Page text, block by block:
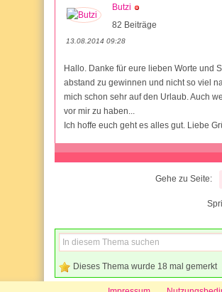
Butzi
82 Beiträge
13.08.2014 09:28
Hallo. Danke für eure lieben Worte und
abstand zu gewinnen und nicht so viel
mich schon sehr auf den Urlaub. Auch
vor mir zu haben...
Ich hoffe euch geht es alles gut. Liebe
Gehe zu Seite:
Dieses Thema wurde 18 mal gemerkt